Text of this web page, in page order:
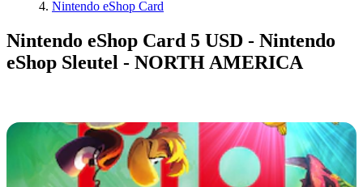
Nintendo eShop Card
Nintendo eShop Card 5 USD - Nintendo
eShop Sleutel - NORTH AMERICA